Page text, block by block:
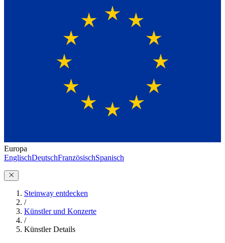
Europa
EnglischDeutschFranzösischSpanisch
Steinway entdecken
/
Künstler und Konzerte
/
Künstler Details